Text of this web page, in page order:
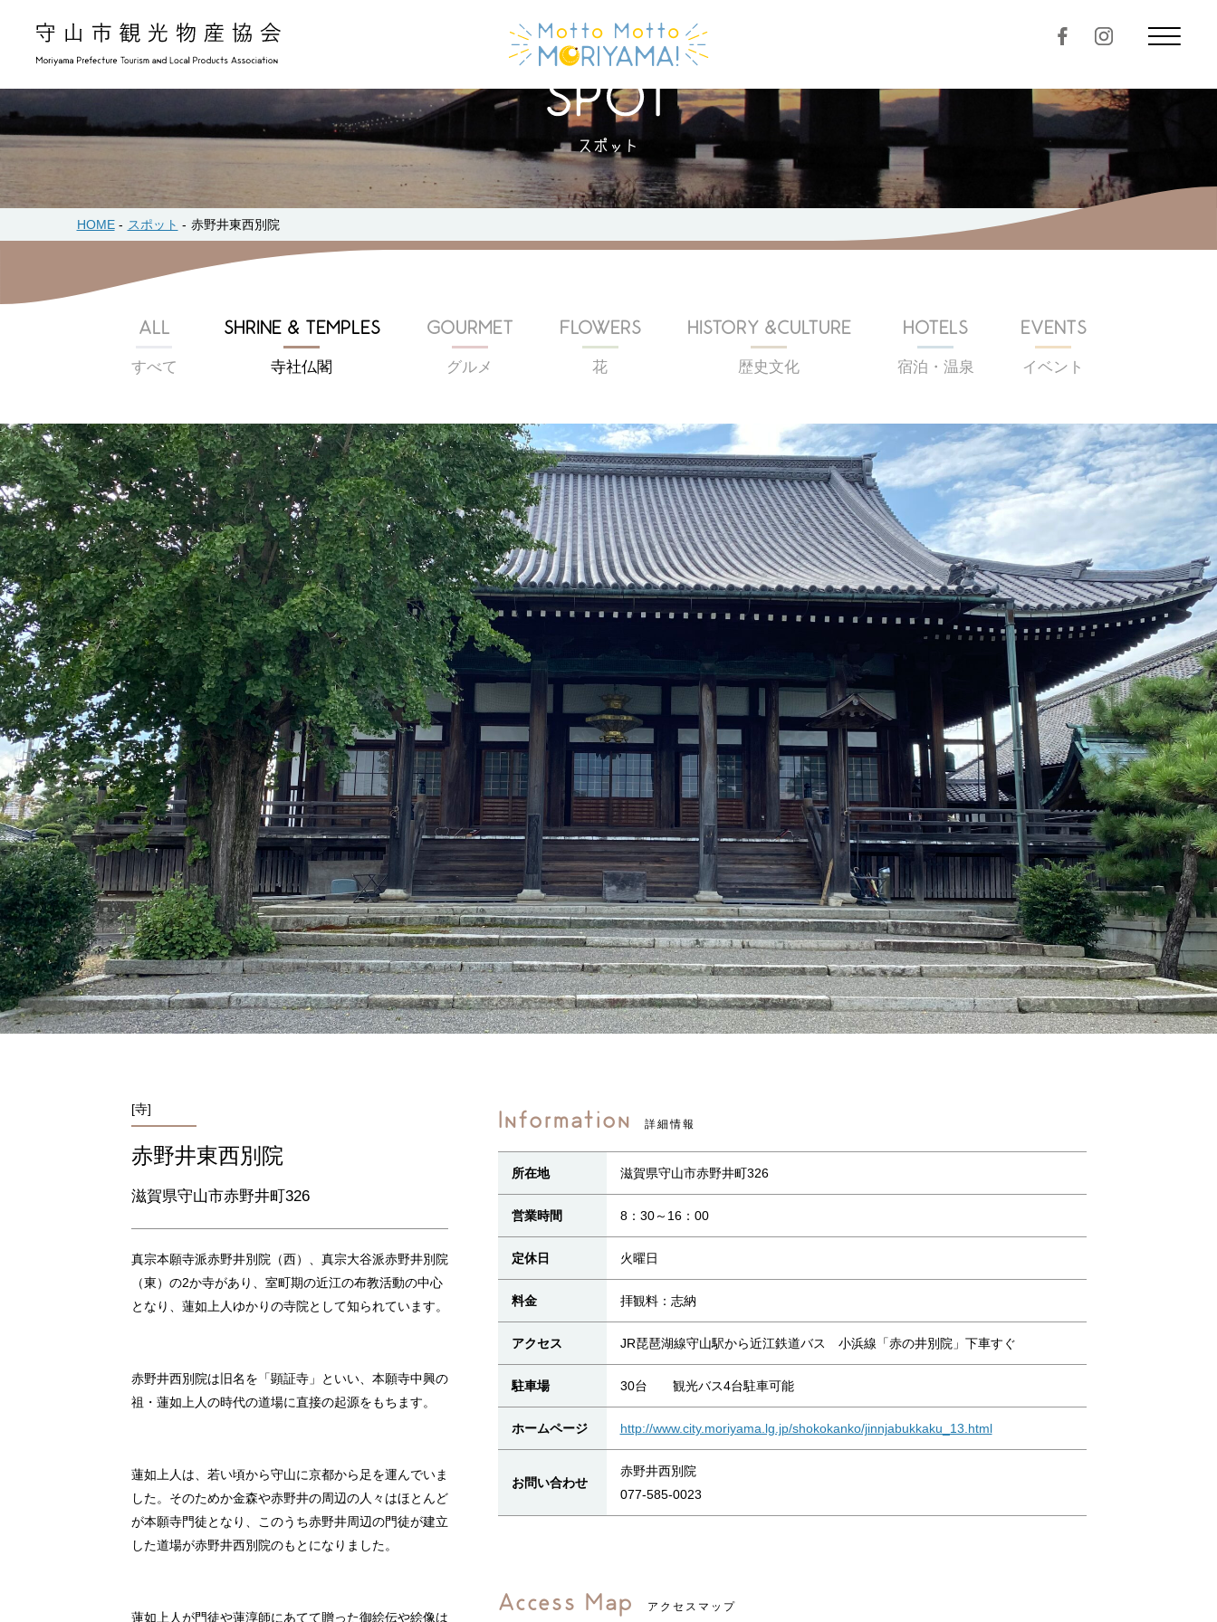
スポット
HOME スポット 赤野井東西別院
ALL
すべて
SHRINE & TEMPLES
寺社仏閣
GOURMET
グルメ
FLOWERS
花
HISTORY &CULTURE
歴史文化
HOTELS
宿泊・温泉
EVENTS
イベント
[寺]
赤野井東西別院
滋賀県守山市赤野井町326
真宗本願寺派赤野井別院（西）、真宗大谷派赤野井別院
（東）の2か寺があり、室町期の近江の布教活動の中心
となり、蓮如上人ゆかりの寺院として知られています。
赤野井西別院は旧名を「顕証寺」といい、本願寺中興の
祖・蓮如上人の時代の道場に直接の起源をもちます。
蓮如上人は、若い頃から守山に京都から足を運んでいま
した。そのためか金森や赤野井の周辺の人々はほとんど
が本願寺門徒となり、このうち赤野井周辺の門徒が建立
した道場が赤野井西別院のもとになりました。
蓮如上人が門徒や蓮淳師にあてて贈った御絵伝や絵像は
Information 詳細情報
所在地 滋賀県守山市赤野井町326
営業時間 8：30～16：00
定休日 火曜日
料金 拝観料：志納
アクセス JR琵琶湖線守山駅から近江鉄道バス 小浜線「赤の井別院」下車すぐ
駐車場 30台 観光バス4台駐車可能
ホームページ http://www.city.moriyama.lg.jp/shokokanko/jinnjabukkaku_13.html
お問い合わせ
赤野井西別院
077-585-0023
Access Map アクセスマップ